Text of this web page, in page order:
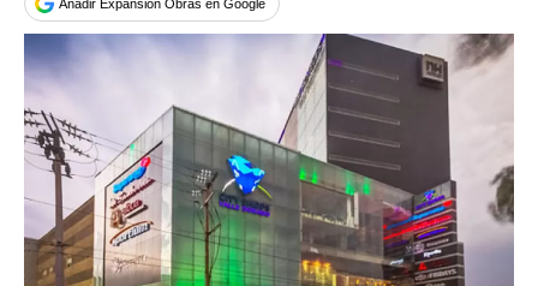
Añadir Expansión Obras en Google